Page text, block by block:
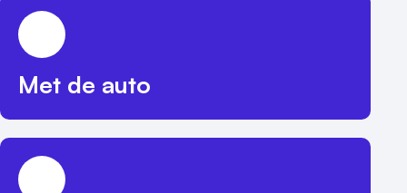
Met de auto